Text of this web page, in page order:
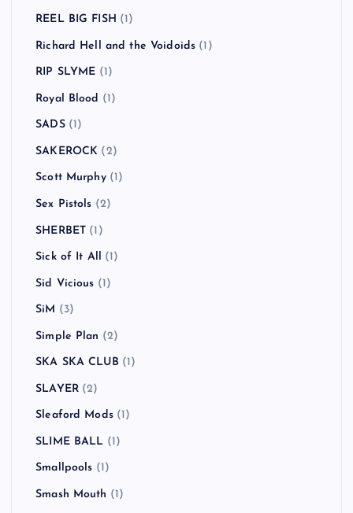
REEL BIG FISH (1)
Richard Hell and the Voidoids (1)
RIP SLYME (1)
Royal Blood (1)
SADS(1)
SAKEROCK (2)
Scott Murphy(1)
Sex Pistols (2)
SHERBET (1)
Sick of It All (1)
Sid Vicious (1)
SiM (3)
Simple Plan (2)
SKA SKA CLUB (1)
SLAYER(2)
Sleaford Mods(1)
SLIME BALL (1)
Smallpools (1)
Smash Mouth (1)